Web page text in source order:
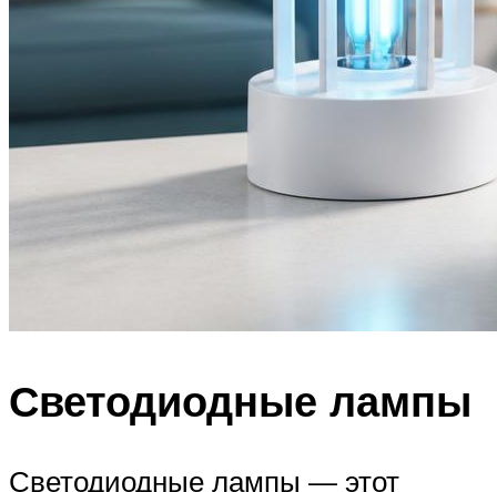
Светодиодные лампы
Светодиодные лампы — этот